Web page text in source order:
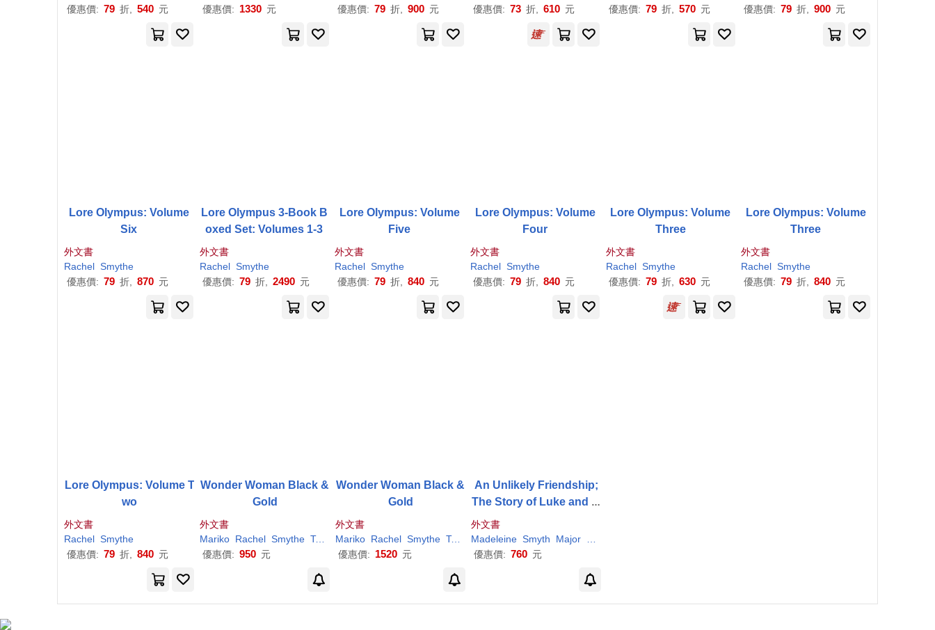
優惠價: 79 折, 540 元
優惠價: 1330 元
優惠價: 79 折, 900 元
優惠價: 73 折, 610 元
優惠價: 79 折, 570 元
優惠價: 79 折, 900 元
Lore Olympus: Volume
Six
外文書
Rachel Smythe
優惠價: 79 折, 870 元
Lore Olympus 3-Book B
oxed Set: Volumes 1-3
外文書
Rachel Smythe
優惠價: 79 折, 2490 元
Lore Olympus: Volume
Five
外文書
Rachel Smythe
優惠價: 79 折, 840 元
Lore Olympus: Volume
Four
外文書
Rachel Smythe
優惠價: 79 折, 840 元
Lore Olympus: Volume
Three
外文書
Rachel Smythe
優惠價: 79 折, 630 元
Lore Olympus: Volume
Three
外文書
Rachel Smythe
優惠價: 79 折, 840 元
Lore Olympus: Volume T
wo
外文書
Rachel Smythe
優惠價: 79 折, 840 元
Wonder Woman Black &
Gold
外文書
Mariko Rachel Smythe Tamaki Tillie
Walden
優惠價: 950 元
Wonder Woman Black &
Gold
外文書
Mariko Rachel Smythe Tamaki Tillie Walden
優惠價: 1520 元
An Unlikely Friendship;
The Story of Luke and Ti
外文書
Madeleine Smyth Major
優惠價: 760 元